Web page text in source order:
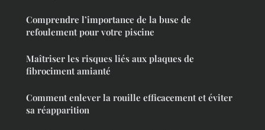
Comprendre l’importance de la buse de
refoulement pour votre piscine
Maîtriser les risques liés aux plaques de
fibrociment amianté
Comment enlever la rouille efficacement et éviter
sa réapparition